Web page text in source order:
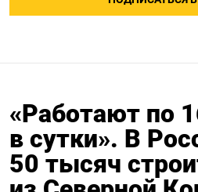
«Работают по
в сутки». В
50 тысяч